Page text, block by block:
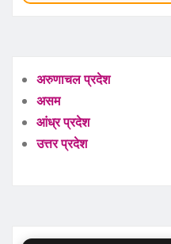
अरुणाचल प्रदेश
असम
आंध्र प्रदेश
उत्तर प्रदेश